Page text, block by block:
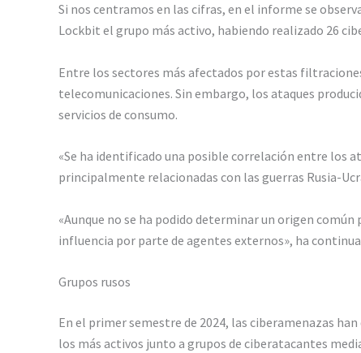
Si nos centramos en las cifras, en el informe se
Lockbit el grupo más activo, habiendo realizado 26
Entre los sectores más afectados por estas
telecomunicaciones. Sin embargo, los ataques
servicios de consumo.
«Se ha identificado una posible correlación entre los
principalmente relacionadas con las guerras Rusia-
«Aunque no se ha podido determinar un origen
influencia por parte de agentes externos», ha
Grupos rusos
En el primer semestre de 2024, las ciberamenazas
los más activos junto a grupos de ciberatacantes